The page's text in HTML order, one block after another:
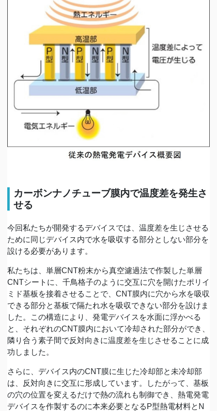
カーボンナノチューブ膜内で温度差を発生さ
せる
今回私たちが開発するデバイスでは、温度差を生じさせる
ために同じデバイス内で水を吸収する部分としない部分を
設ける必要があります。
私たちは、単層CNT粉末から真空濾過法で作製した単層
CNTシートに、千鳥格子のように交互に穴を開けたポリイ
ミド基板を接着させることで、CNT膜内に穴から水を吸収
できる部分と基板で隔たれ水を吸収できない部分を設けま
した。この構造により、発電デバイスを水面に浮かべる
と、それぞれのCNT膜内において冷却された部分ができ、
隣り合う素子間で反対向きに温度差を生じさせることに成
功しました。
さらに、デバイス内のCNT膜に生じた冷却部と未冷却部
は、反対向きに交互に形成しています。したがって、基板
の穴の位置を変えるだけで熱の流れも制御でき、熱電発電
デバイスを作製するのに本来必要となるP型熱電材料とN